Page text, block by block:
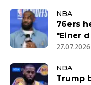
NBA
76ers
"Einer
NBA
Trump